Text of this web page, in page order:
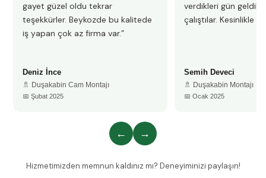
gayet güzel oldu tekrar
teşekkürler. Beykozde bu kalitede
iş yapan çok az firma var.”
Deniz İnce
🚿 Duşakabin Cam Montajı
📅 Şubat 2025
verdikleri gün
çalıştılar. Kesinlikle
Semih Deveci
🚿 Duşakabin Montajı
📅 Ocak 2025
← →
Hizmetimizden memnun kaldınız mı? Deneyiminizi paylaşın!